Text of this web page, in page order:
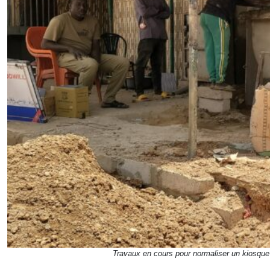
Travaux en cours pour normaliser un